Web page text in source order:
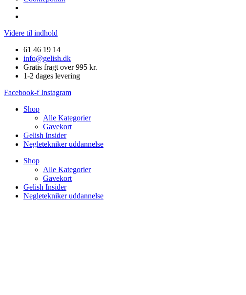
Videre til indhold
61 46 19 14
info@gelish.dk
Gratis fragt over 995 kr.
1-2 dages levering
Facebook-f Instagram
Shop
Alle Kategorier
Gavekort
Gelish Insider
Negletekniker uddannelse
Shop
Alle Kategorier
Gavekort
Gelish Insider
Negletekniker uddannelse